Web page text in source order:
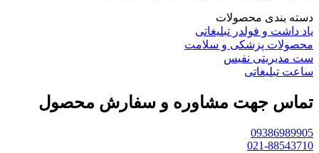
دسته بندی محصولات
یاد داشت و فولدر تبلیغاتی
محصولات پزشکی و سلامت
ست مدیریتی نفیس
ساعت تبلیغاتی
تماس جهت مشاوره و سفارش محصول
09386989905
021-88543710